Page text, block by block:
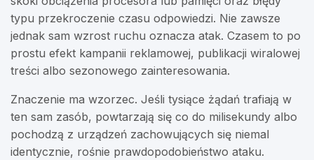
typu przekroczenie czasu odpowiedzi. Nie zawsze
jednak sam wzrost ruchu oznacza atak. Czasem to po
prostu efekt kampanii reklamowej, publikacji wiralowej
treści albo sezonowego zainteresowania.
Znaczenie ma wzorzec. Jeśli tysiące żądań trafiają w
ten sam zasób, powtarzają się co do milisekundy albo
pochodzą z urządzeń zachowujących się niemal
identycznie, rośnie prawdopodobieństwo ataku.